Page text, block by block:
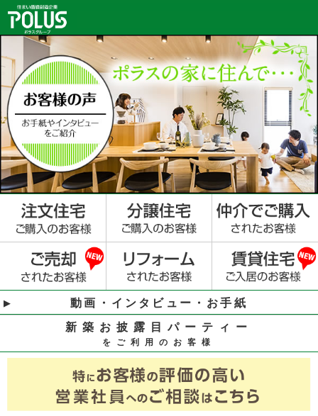
動画・インタビュー・お手紙
新築お披露目パーティー
をご利用のお客様